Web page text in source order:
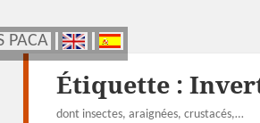
PACA
PACA
Étiquette :
dont insectes, araignées, crustacés,…